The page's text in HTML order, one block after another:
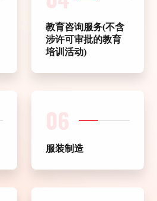
教育咨询服务(不含
涉许可审批的教育
培训活动)
06
服装制造